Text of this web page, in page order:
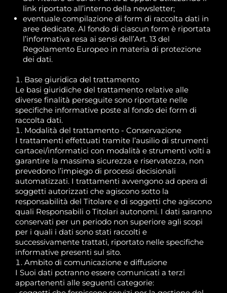
link riportato all’interno della newsletter;
eventuale compilazione di form di raccolta dati in
aree dedicate. Al fondo di ciascun form è riportata
l’informativa resa ai sensi dell’Art. 13 del
Regolamento Europeo in materia di protezione
dei dati.
Base giuridica del trattamento
Le basi giuridiche del trattamento relative alle
diverse finalità perseguite sono riportate nelle
specifiche informative poste al fondo dei form di
raccolta dati.
Modalità del trattamento - Conservazione
I trattamenti effettuati tramite l’ausilio di strumenti
cartacei/informatici con modalità e strumenti volti a
garantire la massima sicurezza e riservatezza, non
prevedono l’impiego di processi decisionali
automatizzati. I trattamenti avvengono ad opera di
soggetti autorizzati che agiscono sotto la
responsabilità del Titolare e di soggetti che agiscono
quali Responsabili o Titolari autonomi. I dati saranno
conservati per un periodo non superiore agli scopi
per i quali i dati sono stati raccolti e
successivamente trattati, riportato nelle specifiche
informative presenti sul sito.
Ambito di comunicazione e diffusione
I Suoi dati potranno essere comunicati a terzi
appartenenti alle seguenti categorie: